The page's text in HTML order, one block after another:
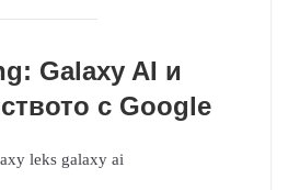
Galaxy AI и
с Google